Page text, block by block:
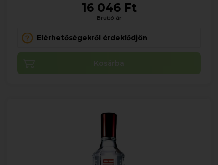
16 046 Ft
Bruttó ár
Elérhetőségekről érdeklődjön
Kosárba